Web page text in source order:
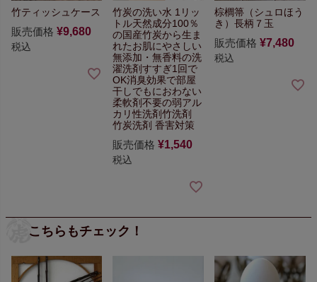
竹ティッシュケース
販売価格 ¥9,680
税込
竹炭の洗い水 1リッ
トル天然成分100％
の国産竹炭から生ま
れたお肌にやさしい
無添加・無香料の洗
濯洗剤すすぎ1回で
OK消臭効果で部屋
干しでもにおわない
柔軟剤不要の弱アル
カリ性洗剤竹洗剤
竹炭洗剤 香害対策
販売価格 ¥1,540
税込
棕櫚箒（シュロほう
き）長柄７玉
販売価格 ¥7,480
税込
こちらもチェック！